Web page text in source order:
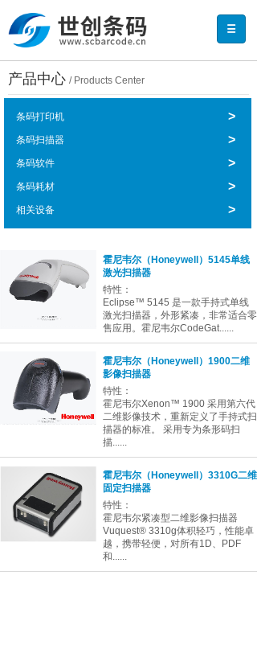
产品中心 / Products Center
条码打印机 >
条码扫描器 >
条码软件 >
条码耗材 >
相关设备 >
霍尼韦尔（Honeywell）5145单线
激光扫描器
特性：
Eclipse™ 5145 是一款手持式单线
激光扫描器，外形紧凑，非常适合零
售应用。霍尼韦尔CodeGat......
霍尼韦尔（Honeywell）1900二维
影像扫描器
特性：
霍尼韦尔Xenon™ 1900 采用第六代
二维影像技术，重新定义了手持式扫
描器的标准。 采用专为条形码扫
描......
霍尼韦尔（Honeywell）3310G二维
固定扫描器
特性：
霍尼韦尔紧凑型二维影像扫描器
Vuquest® 3310g体积轻巧，性能卓
越，携带轻便，对所有1D、PDF
和......